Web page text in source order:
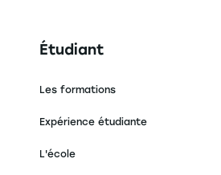
Navigation principale
Étudiant
Les formations
Expérience étudiante
L'école